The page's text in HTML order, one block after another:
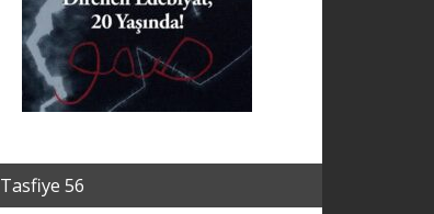
Tasfiye 56